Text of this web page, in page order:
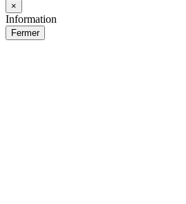
×
Information
Fermer